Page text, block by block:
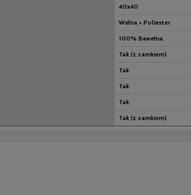
40x40
Wełna + Poliester
100% Bawełna
Tak (z zamkiem)
Tak
Tak
Tak
Tak (z zamkiem)